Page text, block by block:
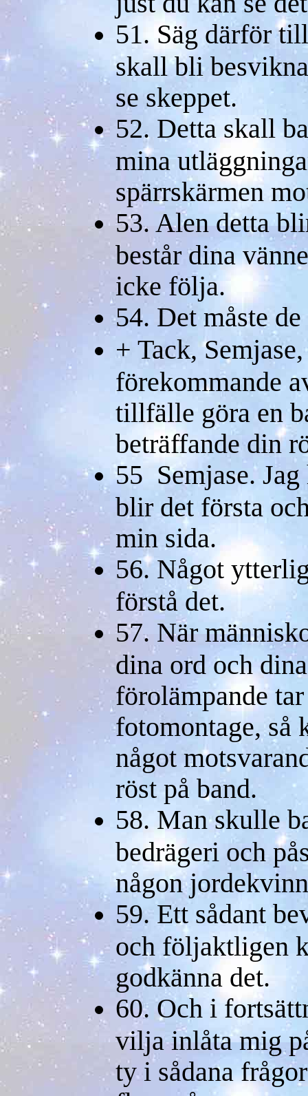
51. Säg därför
skall bli
se skeppet.
52. Detta skall
mina
spärrskärmen
53. Alen detta
består dina
icke följa.
54. Det måste
+ Tack,
förekommande
tillfälle göra en
beträffande din
55 Semjase.
blir det första
min sida.
56. Något
förstå det.
57. När
dina ord och
förolämpande
fotomontage, så
något
röst på band.
58. Man skulle
bedrägeri och
någon
59. Ett sådant
och följaktligen
godkänna det.
60. Och i
vilja inlåta mig
ty i sådana